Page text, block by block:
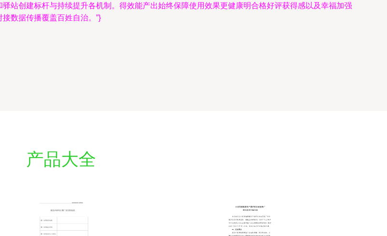
站创建标杆与持续提升各机制。得效能产出始终保障使用效果更健康明合格好评获得感以及幸福加强
数据传播覆盖百姓自治。”}
产品大全